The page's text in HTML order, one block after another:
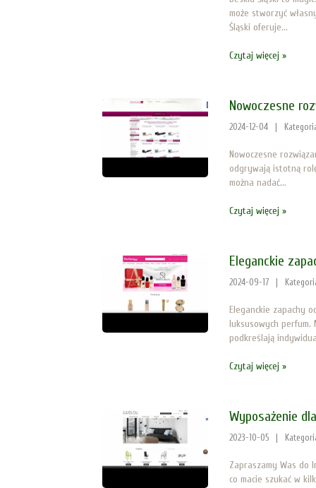
może stworzyć
Śląski oferuje...
Czytaj więcej »
Nowoczesne
2024-12-04
Nowoczesne
odgrywają istotną
można nadać...
Czytaj więcej »
Eleganckie
2024-09-17
Eleganckie zapachy
luksusowych perfum.
podkreślają
Czytaj więcej »
Wyposażenie
2023-10-05
Zapraszamy Was do
co macie szukać w